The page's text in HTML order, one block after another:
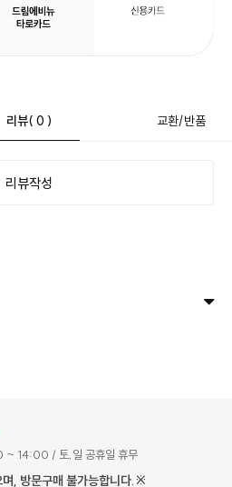
리뷰( 0 ) 교환/반품
리뷰작성
~ 14:00 / 토,일 공휴일 휴무
, 방문구매 불가능합니다.※